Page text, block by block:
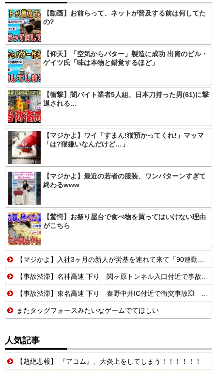
【動画】お前らって、ネットが普及する前は何してた
の?
【仰天】「空気からバター」製造に成功 出資のビル・
ゲイツ氏「味は本物と錯覚するほど」
【衝撃】闇バイト業者5人組、日本刀持った男(61)に撃
退される…
【マジかよ】ワイ「すまん!猫預かってくれ!」マッマ
「は?猫嫌いなんだけど…」
【マジかよ】最近の若者の服装、ワンパターンすぎて
終わるwww
【驚愕】お祭り屋台で食べ物を買ってはいけない理由
がこちら
【マジかよ】入社3ヶ月の新人が労基を連れて来て「90連勤させられました」「労働基準法違反です」→俺「彼は30連休中ですが?」
【事故渋滞】名神高速 下り 関ヶ原トンネル入口付近で事故💥 追越車線規制 養老SA〜米原JCT 渋滞距離 9.0km 通過時間 80 分
【事故渋滞】東名高速 下り 秦野中井IC付近で衝突事故💥 全車線規制 伊勢原JCT〜秦野中井IC 渋滞距離 7.0km 通過時間 40 分
またタッグフォースみたいなゲームでてほしい
人気記事
【超絶悲報】 『アコム』、大炎上をしてしまう！！！！！！